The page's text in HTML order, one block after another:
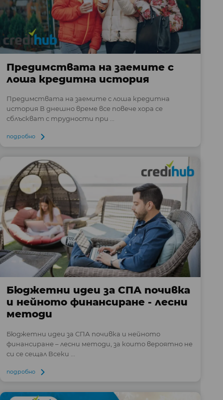
Предимствата на заемите с
лоша кредитна история
Предимствата на заемите с лоша кредитна
история В днешно време все повече хора се
сблъскват с трудности при ...
подробно
Бюджетни идеи за СПА почивка
и нейното финансиране - лесни
методи
Бюджетни идеи за СПА почивка и нейното
финансиране – лесни методи, за които вероятно не
си се сещал Всеки ...
подробно